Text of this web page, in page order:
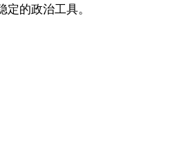
的政治工具。